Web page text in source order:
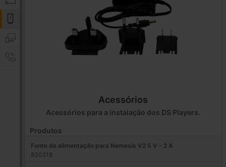
Acessórios
Acessórios para a instalação dos DS Players.
Produtos
Fonte de alimentação para Nemesis V2 5 V - 2 A
830218